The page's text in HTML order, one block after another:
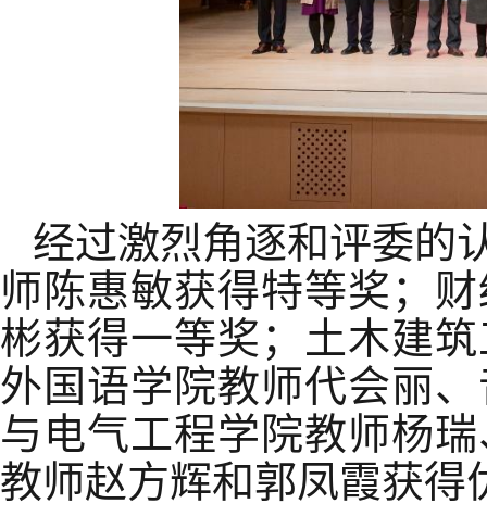
经过激烈角逐和评委的
师陈惠敏获得特等奖；
彬获得一等奖；土木建
外国语学院教师代会丽
与电气工程学院教师杨
教师赵方辉和郭凤霞获得